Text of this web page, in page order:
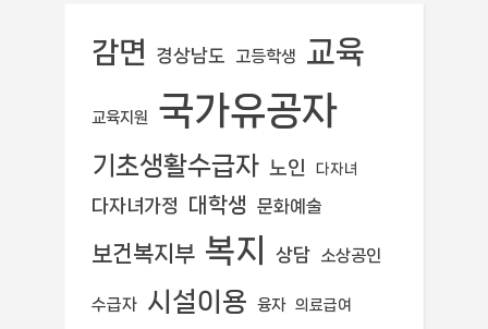
감면 경상남도 고등학생 교육
교육지원 국가유공자
기초생활수급자 노인 다자녀
다자녀가정 대학생 문화예술
보건복지부 복지 상담 소상공인
수급자 시설이용 융자 의료급여